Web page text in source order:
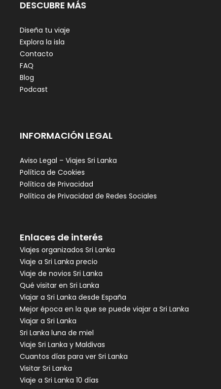
DESCUBRE MÁS
Diseña tu viaje
Explora la isla
Contacto
FAQ
Blog
Podcast
INFORMACIÓN LEGAL
Aviso Legal – Viajes Sri Lanka
Política de Cookies
Política de Privacidad
Política de Privacidad de Redes Sociales
Enlaces de interés
Viajes organizados Sri Lanka
Viaje a Sri Lanka precio
Viaje de novios Sri Lanka
Qué visitar en Sri Lanka
Viajar a Sri Lanka desde España
Mejor época en la que se puede viajar a Sri Lanka
Viajar a Sri Lanka
Sri Lanka luna de miel
Viaje Sri Lanka y Maldivas
Cuantos días para ver Sri Lanka
Visitar Sri Lanka
Viaje a Sri Lanka 10 días